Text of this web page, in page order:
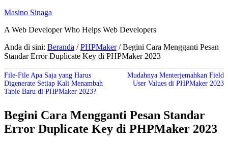
Masino Sinaga
A Web Developer Who Helps Web Developers
Anda di sini: Beranda / PHPMaker /Begini Cara Mengganti Pesan
Standar Error Duplicate Key di PHPMaker 2023
File-File Apa Saja yang Harus
Digenerate Setiap Kali Menambah
Table Baru di PHPMaker 2023?
Mudahnya Menterjemahkan Field
User Values di PHPMaker 2023
Begini Cara Mengganti Pesan Standar
Error Duplicate Key di PHPMaker 2023